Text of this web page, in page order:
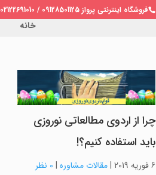
فروشگاه اینترنتی پرواز 09128501125 / 02122691010
خانه
چرا از اردوی مطالعاتی نوروزی
باید استفاده کنیم؟!
6 فوریه 2019 |مقالات مشاوره | 0 نظر